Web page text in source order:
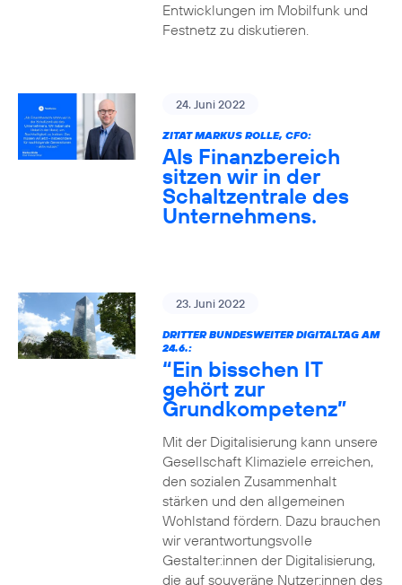
Entwicklungen im Mobilfunk und
Festnetz zu diskutieren.
24. Juni 2022
ZITAT MARKUS ROLLE, CFO:
Als Finanzbereich
sitzen wir in der
Schaltzentrale des
Unternehmens.
23. Juni 2022
DRITTER BUNDESWEITER DIGITALTAG AM
24.6.:
“Ein bisschen IT
gehört zur
Grundkompetenz”
Mit der Digitalisierung kann unsere
Gesellschaft Klimaziele erreichen,
den sozialen Zusammenhalt
stärken und den allgemeinen
Wohlstand fördern. Dazu brauchen
wir verantwortungsvolle
Gestalter:innen der Digitalisierung,
die auf souveräne Nutzer:innen des